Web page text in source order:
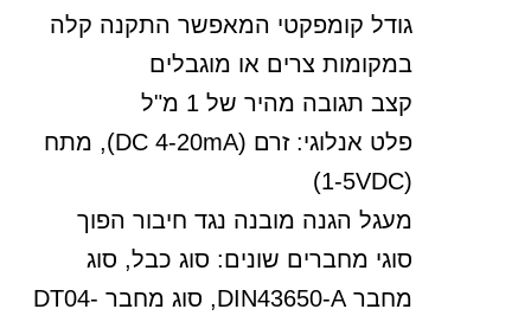
גודל קומפקטי המאפשר התקנה קלה
במקומות צרים או מוגבלים
קצב תגובה מהיר של 1 מ"ל
פלט אנלוגי: זרם (DC 4-20mA), מתח
(1-5VDC)
מעגל הגנה מובנה נגד חיבור הפוך
סוגי מחברים שונים: סוג כבל, סוג
מחבר DIN43650-A, סוג מחבר DT04-